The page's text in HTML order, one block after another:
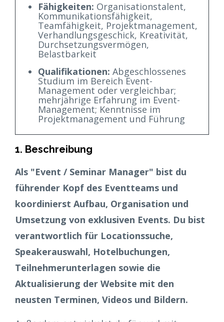
Fähigkeiten: Organisationstalent,
Kommunikationsfähigkeit,
Teamfähigkeit, Projektmanagement,
Verhandlungsgeschick, Kreativität,
Durchsetzungsvermögen,
Belastbarkeit
Qualifikationen: Abgeschlossenes
Studium im Bereich Event-
Management oder vergleichbar;
mehrjährige Erfahrung im Event-
Management; Kenntnisse im
Projektmanagement und Führung
1. Beschreibung
Als "Event / Seminar Manager" bist du
führender Kopf des Eventteams und
koordinierst Aufbau, Organisation und
Umsetzung von exklusiven Events. Du bist
verantwortlich für Locationssuche,
Speakerauswahl, Hotelbuchungen,
Teilnehmerunterlagen sowie die
Aktualisierung der Website mit den
neusten Terminen, Videos und Bildern.